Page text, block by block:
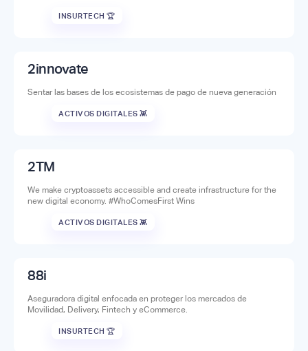
INSURTECH 🏆
2innovate
Sentar las bases de los ecosistemas de pago de nueva generación
ACTIVOS DIGITALES 👾
2TM
We make cryptoassets accessible and create infrastructure for the
new digital economy. #WhoComesFirst Wins
ACTIVOS DIGITALES 👾
88i
Aseguradora digital enfocada en proteger los mercados de
Movilidad, Delivery, Fintech y eCommerce.
INSURTECH 🏆